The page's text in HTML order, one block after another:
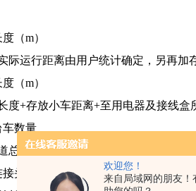
欢迎您！
来自局域网的朋友！
（m）
际运行距离由用户统计确定，另再加
（m）
度+存放小车距离+至用电器及接线盒
车数量
总长度的1/2，用户可根据允许电缆下
头数量